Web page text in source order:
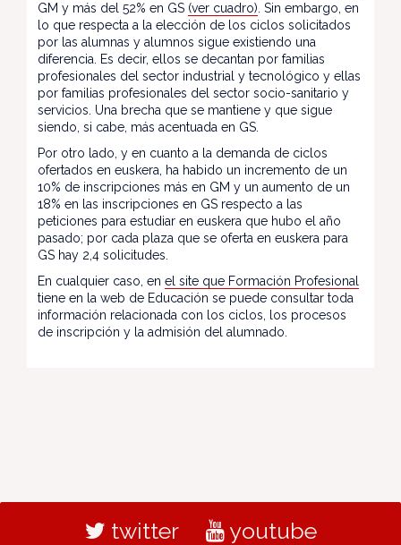
GM y más del 52% en GS (ver cuadro) . Sin embargo, en
lo que respecta a la elección de los ciclos solicitados
por las alumnas y alumnos sigue existiendo una
diferencia. Es decir, ellos se decantan por familias
profesionales del sector industrial y tecnológico y ellas
por familias profesionales del sector socio-sanitario y
servicios. Una brecha que se mantiene y que sigue
siendo, si cabe, más acentuada en GS.
Por otro lado, y en cuanto a la demanda de ciclos
ofertados en euskera, ha habido un incremento de un
10% de inscripciones más en GM y un aumento de un
18% en las inscripciones en GS respecto a las
peticiones para estudiar en euskera que hubo el año
pasado; por cada plaza que se oferta en euskera para
GS hay 2,4 solicitudes.
En cualquier caso, en el site que Formación Profesional
tiene en la web de Educación se puede consultar toda
información relacionada con los ciclos, los procesos
de inscripción y la admisión del alumnado.
twitter youtube